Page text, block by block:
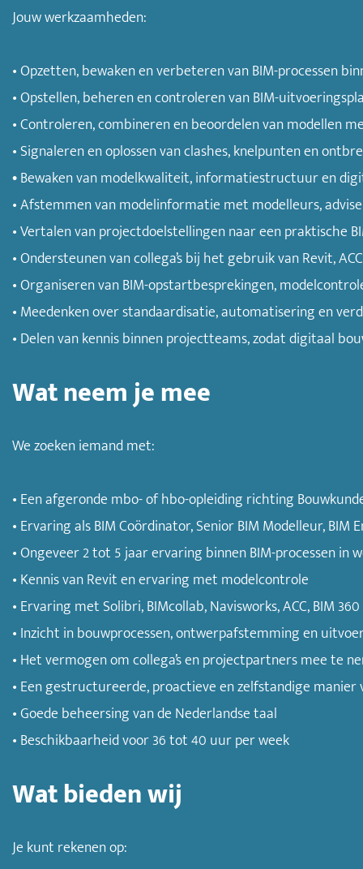
Jouw werkzaamheden:
• Opzetten, bewaken en verbeteren van BIM-processen
• Opstellen, beheren en controleren van BIM-
• Controleren, combineren en beoordelen van modellen
• Signaleren en oplossen van clashes, knelpunten en
•Bewaken van modelkwaliteit, informatiestructuur en
• Afstemmen van modelinformatie met modelleurs,
• Vertalen van projectdoelstellingen naar een praktische
• Ondersteunen van collega’s bij het gebruik van Revit,
• Organiseren van BIM-opstartbesprekingen,
• Meedenken over standaardisatie, automatisering en
• Delen van kennis binnen projectteams, zodat digitaal
Wat neem je mee
We zoeken iemand met:
• Een afgeronde mbo- of hbo-opleiding richting
• Ervaring als BIM Coördinator, Senior BIM Modelleur, BIM
• Ongeveer 2 tot 5 jaar ervaring binnen BIM-processen
• Kennis van Revit en ervaring met modelcontrole
• Ervaring met Solibri, BIMcollab, Navisworks, ACC, BIM
• Inzicht in bouwprocessen, ontwerpafstemming en
• Het vermogen om collega’s en projectpartners mee te
• Een gestructureerde, proactieve en zelfstandige manier
• Goede beheersing van de Nederlandse taal
• Beschikbaarheid voor 36 tot 40 uur per week
Wat bieden wij
Je kunt rekenen op: